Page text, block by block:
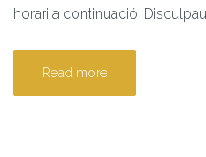
horari a continuació.
Read more